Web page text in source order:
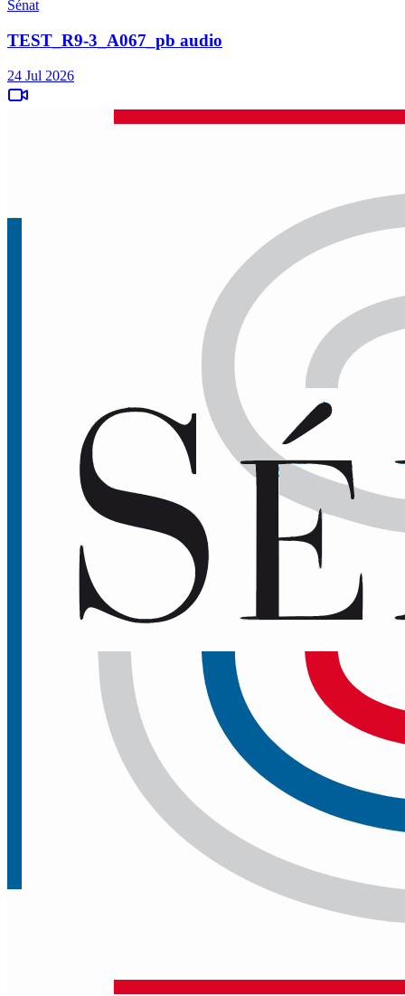
Sénat
TEST_R9-3_A067_pb audio
24 Jul 2026